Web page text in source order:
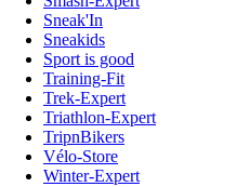
Sneak'In
Sneakids
Sport is good
Training-Fit
Trek-Expert
Triathlon-Expert
TripnBikers
Vélo-Store
Winter-Expert